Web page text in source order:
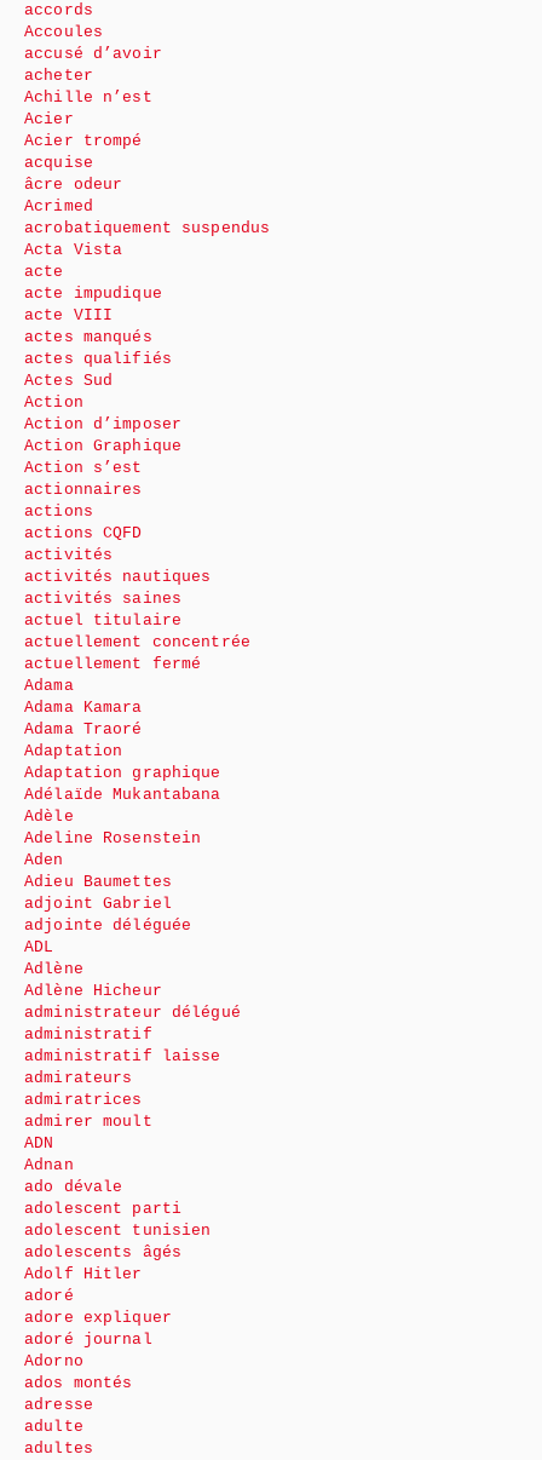
accords
Accoules
accusé d’avoir
acheter
Achille n’est
Acier
Acier trompé
acquise
âcre odeur
Acrimed
acrobatiquement suspendus
Acta Vista
acte
acte impudique
acte VIII
actes manqués
actes qualifiés
Actes Sud
Action
Action d’imposer
Action Graphique
Action s’est
actionnaires
actions
actions CQFD
activités
activités nautiques
activités saines
actuel titulaire
actuellement concentrée
actuellement fermé
Adama
Adama Kamara
Adama Traoré
Adaptation
Adaptation graphique
Adélaïde Mukantabana
Adèle
Adeline Rosenstein
Aden
Adieu Baumettes
adjoint Gabriel
adjointe déléguée
ADL
Adlène
Adlène Hicheur
administrateur délégué
administratif
administratif laisse
admirateurs
admiratrices
admirer moult
ADN
Adnan
ado dévale
adolescent parti
adolescent tunisien
adolescents âgés
Adolf Hitler
adoré
adore expliquer
adoré journal
Adorno
ados montés
adresse
adulte
adultes